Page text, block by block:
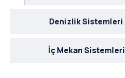
Denizlik Sistemleri
İç Mekan Sistemleri